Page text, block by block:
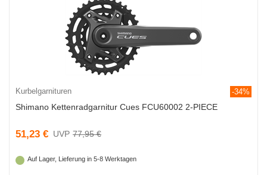
Kurbelgarnituren -34%
Shimano Kettenradgarnitur Cues FCU60002 2-PIECE
51,23 € 77,95 €
Auf Lager, Lieferung in 5-8 Werktagen